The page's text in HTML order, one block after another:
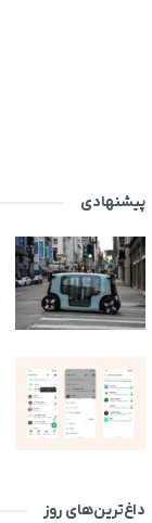
پیشنهادی
داغ‌ترین‌های روز